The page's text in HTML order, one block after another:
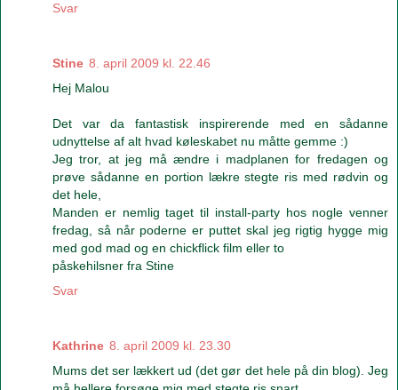
Svar
Stine 8. april 2009 kl. 22.46
Hej Malou
Det var da fantastisk inspirerende med en sådanne
udnyttelse af alt hvad køleskabet nu måtte gemme :)
Jeg tror, at jeg må ændre i madplanen for fredagen og
prøve sådanne en portion lækre stegte ris med rødvin og
det hele,
Manden er nemlig taget til install-party hos nogle venner
fredag, så når poderne er puttet skal jeg rigtig hygge mig
med god mad og en chickflick film eller to
påskehilsner fra Stine
Svar
Kathrine 8. april 2009 kl. 23.30
Mums det ser lækkert ud (det gør det hele på din blog). Jeg